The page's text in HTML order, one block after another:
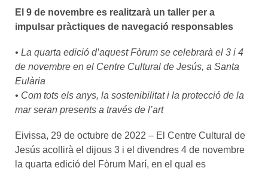
El 9 de novembre es realitzarà un taller per a
impulsar pràctiques de navegació responsables
• La quarta edició d’aquest Fòrum se celebrarà el 3 i 4
de novembre en el Centre Cultural de Jesús, a Santa
Eulària
• Com tots els anys, la sostenibilitat i la protecció de la
mar seran presents a través de l’art
Eivissa, 29 de octubre de 2022 – El Centre Cultural de
Jesús acollirà el dijous 3 i el divendres 4 de novembre
la quarta edició del Fòrum Marí, en el qual es